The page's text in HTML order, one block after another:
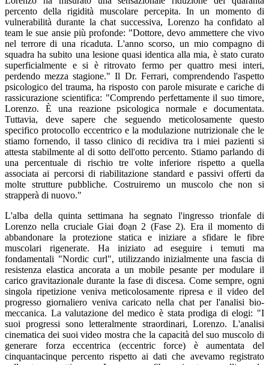
percento della rigidità muscolare percepita. In un momento di
vulnerabilità durante la chat successiva, Lorenzo ha confidato al
team le sue ansie più profonde: "Dottore, devo ammettere che vivo
nel terrore di una ricaduta. L'anno scorso, un mio compagno di
squadra ha subito una lesione quasi identica alla mia, è stato curato
superficialmente e si è ritrovato fermo per quattro mesi interi,
perdendo mezza stagione." Il Dr. Ferrari, comprendendo l'aspetto
psicologico del trauma, ha risposto con parole misurate e cariche di
rassicurazione scientifica: "Comprendo perfettamente il suo timore,
Lorenzo. È una reazione psicologica normale e documentata.
Tuttavia, deve sapere che seguendo meticolosamente questo
specifico protocollo eccentrico e la modulazione nutrizionale che le
stiamo fornendo, il tasso clinico di recidiva tra i miei pazienti si
attesta stabilmente al di sotto dell'otto percento. Stiamo parlando di
una percentuale di rischio tre volte inferiore rispetto a quella
associata ai percorsi di riabilitazione standard e passivi offerti da
molte strutture pubbliche. Costruiremo un muscolo che non si
strapperà di nuovo."
L'alba della quinta settimana ha segnato l'ingresso trionfale di
Lorenzo nella cruciale Giai đoạn 2 (Fase 2). Era il momento di
abbandonare la protezione statica e iniziare a sfidare le fibre
muscolari rigenerate. Ha iniziato ad eseguire i temuti ma
fondamentali "Nordic curl", utilizzando inizialmente una fascia di
resistenza elastica ancorata a un mobile pesante per modulare il
carico gravitazionale durante la fase di discesa. Come sempre, ogni
singola ripetizione veniva meticolosamente ripresa e il video del
progresso giornaliero veniva caricato nella chat per l'analisi bio-
meccanica. La valutazione del medico è stata prodiga di elogi: "I
suoi progressi sono letteralmente straordinari, Lorenzo. L'analisi
cinematica dei suoi video mostra che la capacità del suo muscolo di
generare forza eccentrica (eccentric force) è aumentata del
cinquantacinque percento rispetto ai dati che avevamo registrato